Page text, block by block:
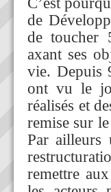
de
de toucher
axant ses
vie. Depuis
ont vu le
réalisés et
remise sur
Par ailleurs
remettre